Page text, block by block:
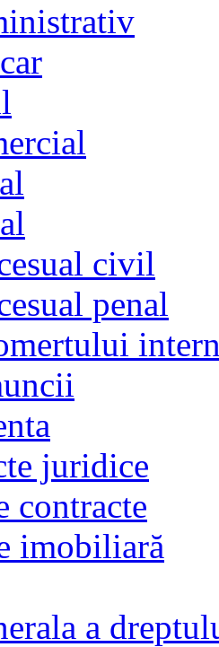
civil
penal
juridice
contracte
imobiliară
a